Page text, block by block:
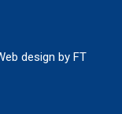
design by FT